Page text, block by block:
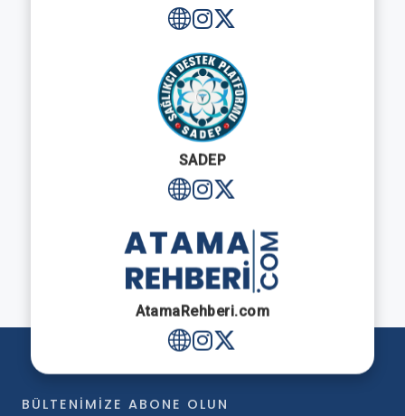
SADEP
AtamaRehberi.com
BÜLTENIMIZE ABONE OLUN